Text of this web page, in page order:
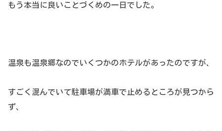
もう本当に良いことづくめの一日でした。
温泉も温泉郷なのでいくつかのホテルがあったのですが、
すごく混んでいて駐車場が満車で止めるところが見つから
ず、